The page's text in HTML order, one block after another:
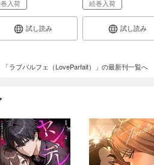
入荷
試し読み
続巻入荷
試し読み
「ラブパルフェ（LoveParfait）」の最新刊一覧へ